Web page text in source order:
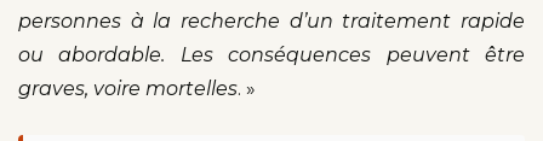
personnes à la recherche d’un traitement rapide
ou abordable. Les conséquences peuvent être
graves, voire mortelles. »